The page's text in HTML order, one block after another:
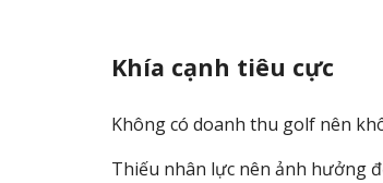
Khía cạnh tiêu cực
Không có doanh thu golf nên
Thiếu nhân lực nên ảnh hưởng